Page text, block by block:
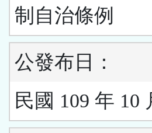
制自治條例
公發布日：
民國 109 年 10